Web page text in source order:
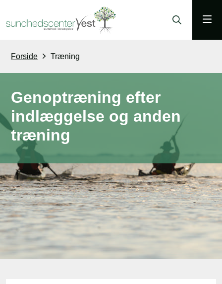
Forside Træning
Genoptræning efter
indlæggelse og anden
træning